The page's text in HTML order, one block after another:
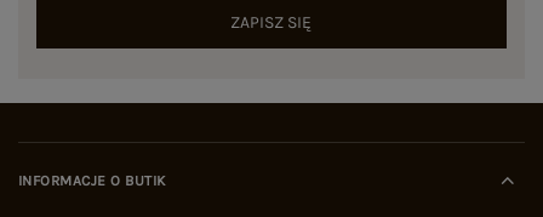
ZAPISZ SIĘ
INFORMACJE O BUTIK